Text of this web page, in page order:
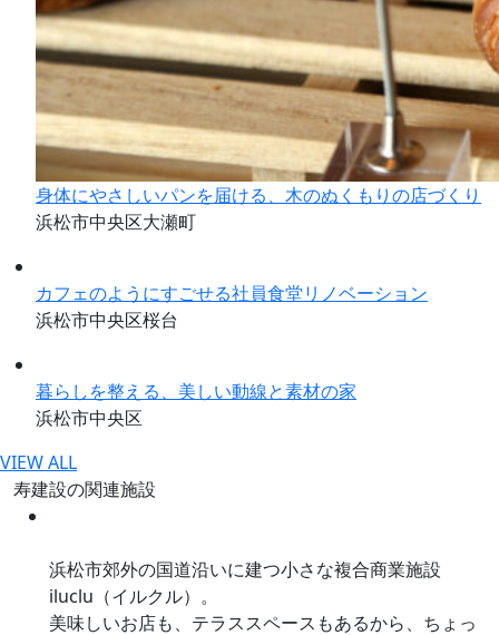
身体にやさしいパンを届ける、木のぬくもりの店づくり
浜松市中央区大瀬町
カフェのようにすごせる社員食堂リノベーション
浜松市中央区桜台
暮らしを整える、美しい動線と素材の家
浜松市中央区
VIEW ALL
寿建設の関連施設
浜松市郊外の国道沿いに建つ小さな複合商業施設
iluclu（イルクル）。
美味しいお店も、テラススペースもあるから、ちょっ